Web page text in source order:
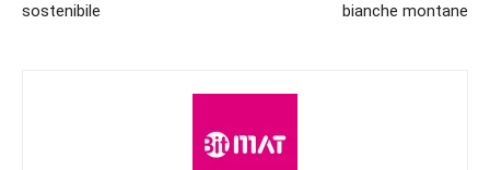
sostenibile
bianche montane